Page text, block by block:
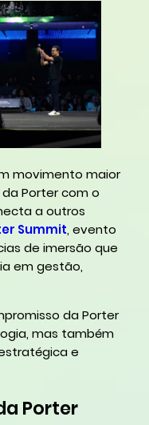
movimento maior
Porter com o
a outros
Summit, evento
de imersão que
em gestão,
da Porter
mas também
e
Porter